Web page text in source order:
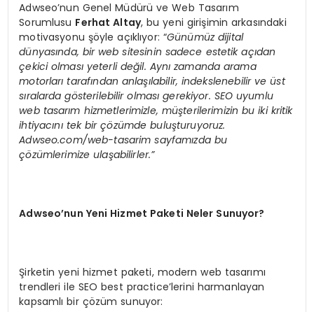
Adwseo’nun Genel Müdürü ve Web Tasarım
Sorumlusu Ferhat Altay, bu yeni girişimin arkasındaki
motivasyonu şöyle açıklıyor: “Günümüz dijital
dünyasında, bir web sitesinin sadece estetik açıdan
çekici olması yeterli değil. Aynı zamanda arama
motorları tarafından anlaşılabilir, indekslenebilir ve üst
sıralarda gösterilebilir olması gerekiyor. SEO uyumlu
web tasarım hizmetlerimizle, müşterilerimizin bu iki kritik
ihtiyacını tek bir çözümde buluşturuyoruz.
Adwseo.com/web-tasarim sayfamızda bu
çözümlerimize ulaşabilirler.”
Adwseo’nun Yeni Hizmet Paketi Neler Sunuyor?
Şirketin yeni hizmet paketi, modern web tasarımı
trendleri ile SEO best practice’lerini harmanlayan
kapsamlı bir çözüm sunuyor: